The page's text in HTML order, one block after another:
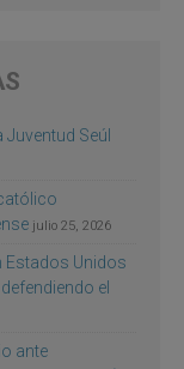
Seúl
julio 25, 2026
Estados Unidos
el
ante